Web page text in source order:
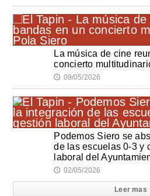
La música de cine
concierto
🕔 09/05/2026
Podemos Siero se
de las escuelas 0-3 y
laboral del
🕔 02/05/2026
Leer mas